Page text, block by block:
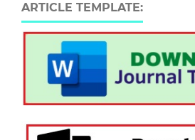
ARTICLE TEMPLATE: